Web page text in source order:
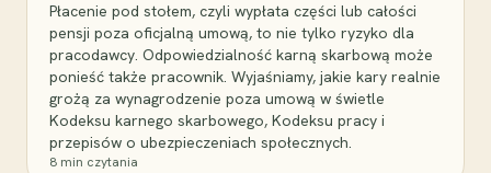
Płacenie pod stołem, czyli wypłata części lub całości
pensji poza oficjalną umową, to nie tylko ryzyko dla
pracodawcy. Odpowiedzialność karną skarbową może
ponieść także pracownik. Wyjaśniamy, jakie kary realnie
grożą za wynagrodzenie poza umową w świetle
Kodeksu karnego skarbowego, Kodeksu pracy i
przepisów o ubezpieczeniach społecznych.
8 min czytania